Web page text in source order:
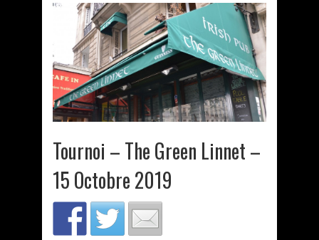
Tournoi – The Green Linnet –
15 Octobre 2019